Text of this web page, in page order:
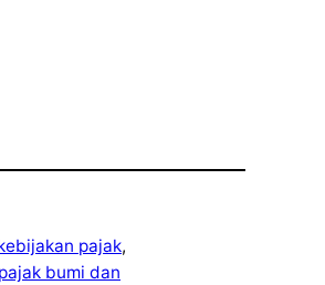
pajak
pajak bumi dan